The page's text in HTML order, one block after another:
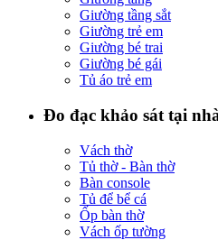
Giường tầng sắt
Giường trẻ em
Giường bé trai
Giường bé gái
Tủ áo trẻ em
Đo đạc khảo sát tại
Vách thờ
Tủ thờ - Bàn thờ
Bàn console
Tủ để bể cá
Ốp bàn thờ
Vách ốp tường